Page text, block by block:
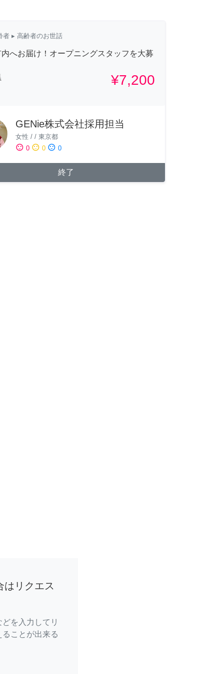
者▸ 高齢者のお世話
へお届け！オープニングスタッフを大募
¥7,200
GENie株式会社採用担当
女性 / / 東京都
sentiment_satisfied 0 sentiment_neutral 0 sentiment_dissatisfied 0
終了
はリクエス
を入力してリ
ことが出来る